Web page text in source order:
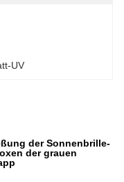
UV
der Sonnenbrille-
der grauen